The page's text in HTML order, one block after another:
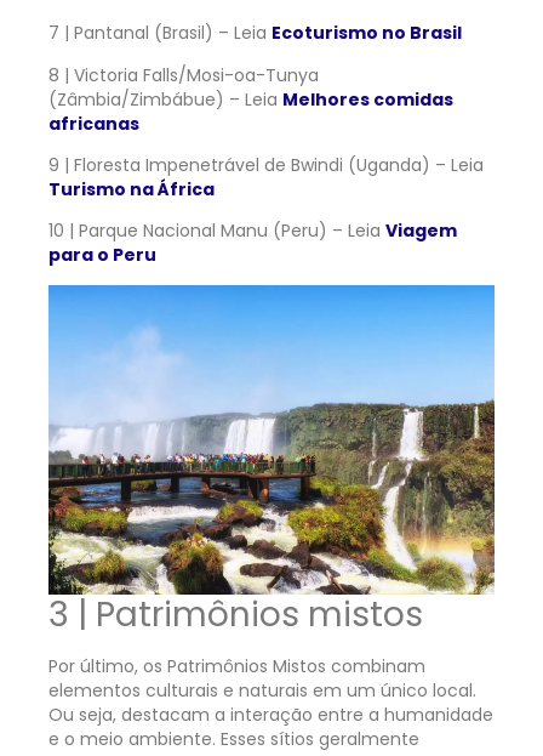
7 | Pantanal (Brasil) – Leia Ecoturismo no Brasil
8 | Victoria Falls/Mosi-oa-Tunya
(Zâmbia/Zimbábue) – Leia Melhores comidas
africanas
9 | Floresta Impenetrável de Bwindi (Uganda) – Leia
Turismo na África
10 | Parque Nacional Manu (Peru) – Leia Viagem
para o Peru
3 | Patrimônios mistos
Por último, os Patrimônios Mistos combinam
elementos culturais e naturais em um único local.
Ou seja, destacam a interação entre a humanidade
e o meio ambiente. Esses sítios geralmente